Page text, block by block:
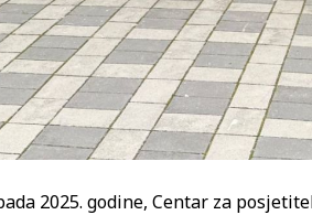
2025. godine, Centar za